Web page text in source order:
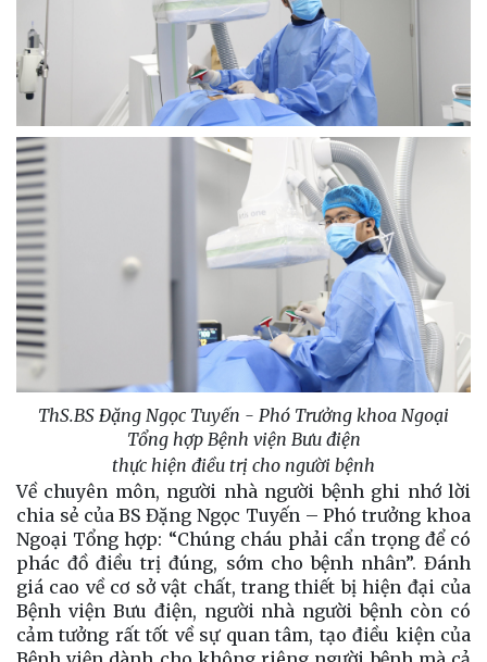
ThS.BS Đặng Ngọc Tuyến - Phó Trưởng khoa Ngoại
Tổng hợp Bệnh viện Bưu điện
thực hiện điều trị cho người bệnh
Về chuyên môn, người nhà người bệnh ghi nhớ lời
chia sẻ của BS Đặng Ngọc Tuyến – Phó trưởng khoa
Ngoại Tổng hợp: “Chúng cháu phải cẩn trọng để có
phác đồ điều trị đúng, sớm cho bệnh nhân”. Đánh
giá cao về cơ sở vật chất, trang thiết bị hiện đại của
Bệnh viện Bưu điện, người nhà người bệnh còn có
cảm tưởng rất tốt về sự quan tâm, tạo điều kiện của